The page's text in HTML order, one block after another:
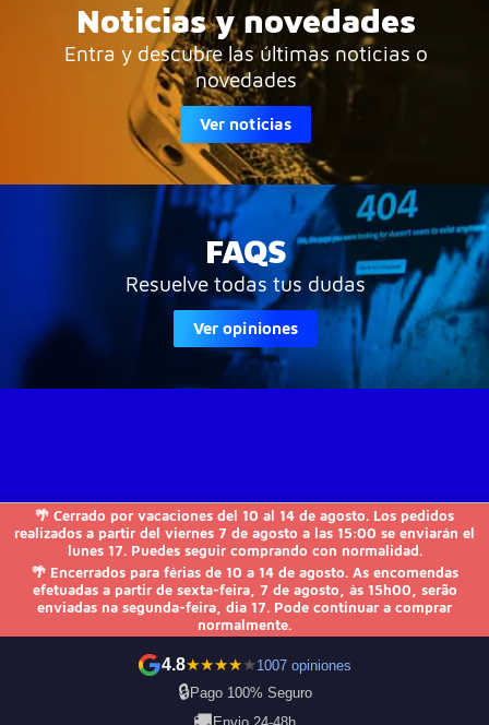
🌴 Cerrado por vacaciones del 10 al 14 de agosto. Los pedidos
realizados a partir del viernes 7 de agosto a las 15:00 se enviarán el
lunes 17. Puedes seguir comprando con normalidad.
🌴 Encerrados para férias de 10 a 14 de agosto. As encomendas
efetuadas a partir de sexta-feira, 7 de agosto, às 15h00, serão
enviadas na segunda-feira, dia 17. Pode continuar a comprar
normalmente.
4.8★★★★★1007 opiniones
🔒Pago 100% Seguro
Noticias y novedades
Entra y descubre las últimas noticias o
novedades
Ver noticias
FAQS
Resuelve todas tus dudas
Ver opiniones
JVS-Informática 
FAQs 
Otros 